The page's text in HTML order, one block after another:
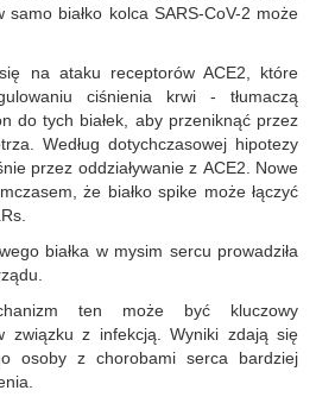
białko kolca SARS-CoV-2 może
na ataku receptorów ACE2, które
ciśnienia krwi - tłumaczą
do tych białek, aby przeniknąć przez
Według dotychczasowej hipotezy
przez oddziaływanie z ACE2. Nowe
że białko spike może łączyć
białka w mysim sercu prowadziła
ten może być kluczowy
związku z infekcją. Wyniki zdają się
osoby z chorobami serca bardziej